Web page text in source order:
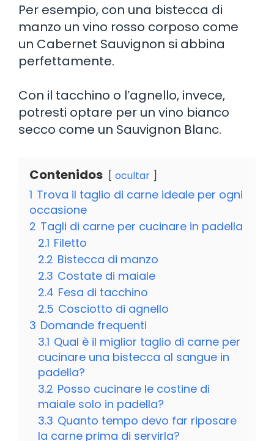
Per esempio, con una bistecca di
manzo un vino rosso corposo come
un Cabernet Sauvignon si abbina
perfettamente.
Con il tacchino o l’agnello, invece,
potresti optare per un vino bianco
secco come un Sauvignon Blanc.
Contenidos ocultar
1 Trova il taglio di carne ideale per ogni
occasione
2 Tagli di carne per cucinare in padella
2.1 Filetto
2.2 Bistecca di manzo
2.3 Costate di maiale
2.4 Fesa di tacchino
2.5 Cosciotto di agnello
3 Domande frequenti
3.1 Qual è il miglior taglio di carne per
cucinare una bistecca al sangue in
padella?
3.2 Posso cucinare le costine di
maiale solo in padella?
3.3 Quanto tempo devo far riposare
la carne prima di servirla?